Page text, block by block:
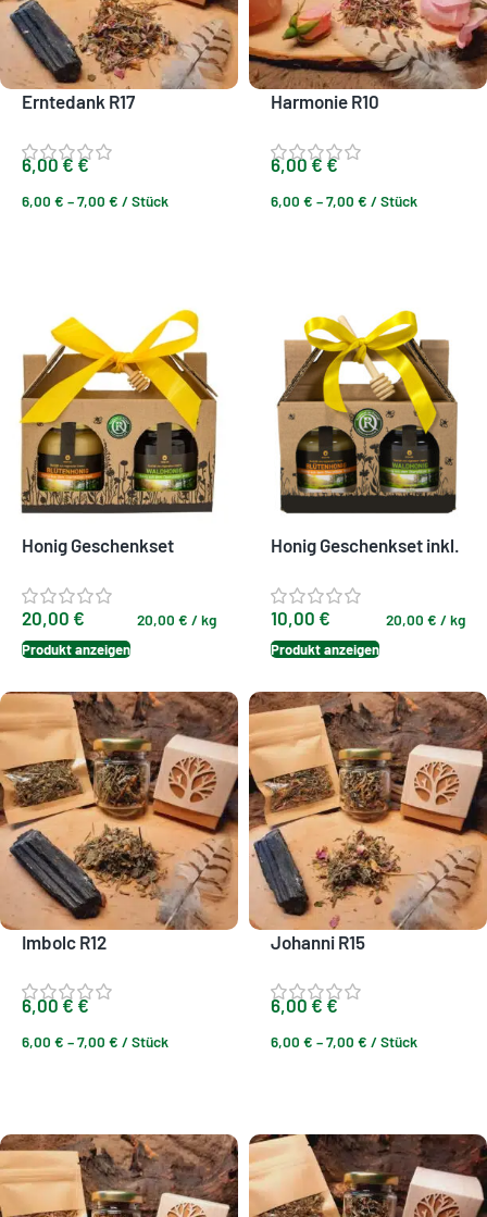
Erntedank R17
6,00€ €
6,00 € –7,00 € /Stück
Harmonie R10
6,00€ €
6,00 € –7,00 € /Stück
Honig Geschenkset
sofort verschenkbereit
20,00 € 20,00 € /kg
Produkt anzeigen
Honig Geschenkset inkl.
verschenkbereit
10,00 € 20,00 € /kg
Produkt anzeigen
Imbolc R12
6,00€ €
6,00 € –7,00 € /Stück
Johanni R15
6,00€ €
6,00 € –7,00 € /Stück